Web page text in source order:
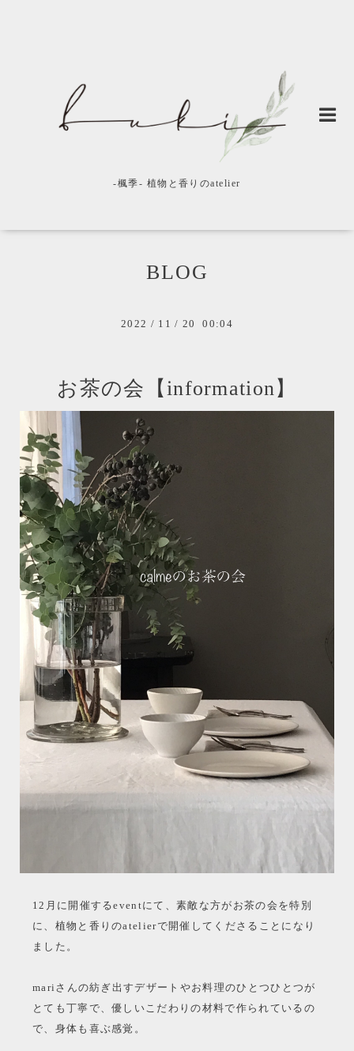
-楓季- 植物と香りのatelier
BLOG
2022 / 11 / 20 00:04
お茶の会【information】
12月に開催するeventにて、素敵な方がお茶の会を特別
に、植物と香りのatelierで開催してくださることになり
ました。
mariさんの紡ぎ出すデザートやお料理のひとつひとつが
とても丁寧で、優しいこだわりの材料で作られているの
で、身体も喜ぶ感覚。